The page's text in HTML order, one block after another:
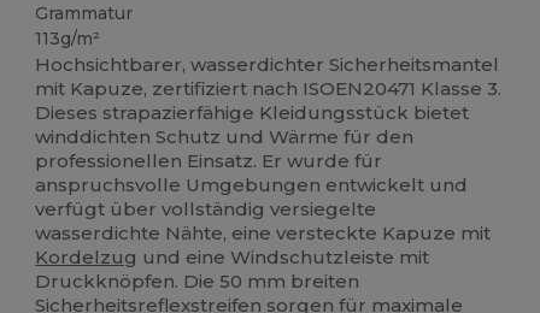
Grammatur
113g/m²
Hochsichtbarer, wasserdichter Sicherheitsmantel
mit Kapuze, zertifiziert nach ISOEN20471 Klasse 3.
Dieses strapazierfähige Kleidungsstück bietet
winddichten Schutz und Wärme für den
professionellen Einsatz. Er wurde für
anspruchsvolle Umgebungen entwickelt und
verfügt über vollständig versiegelte
wasserdichte Nähte, eine versteckte Kapuze mit
Kordelzug und eine Windschutzleiste mit
Druckknöpfen. Die 50 mm breiten
Sicherheitsreflexstreifen sorgen für maximale